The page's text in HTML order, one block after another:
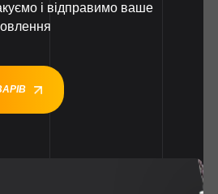
і відправимо ваше